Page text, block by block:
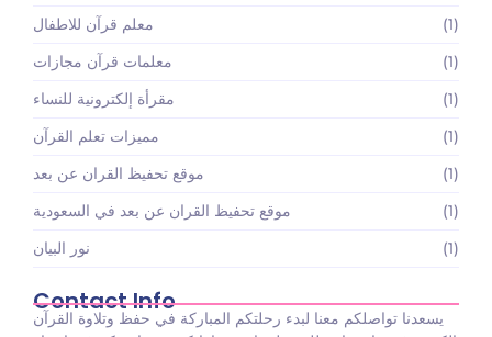
معلم قرآن للاطفال
(1)
معلمات قرآن مجازات
(1)
مقرأة إلكترونية للنساء
(1)
مميزات تعلم القرآن
(1)
موقع تحفيظ القران عن بعد
(1)
موقع تحفيظ القران عن بعد في السعودية
(1)
نور البيان
(1)
Contact Info
يسعدنا تواصلكم معنا لبدء رحلتكم المباركة في حفظ وتلاوة القرآن